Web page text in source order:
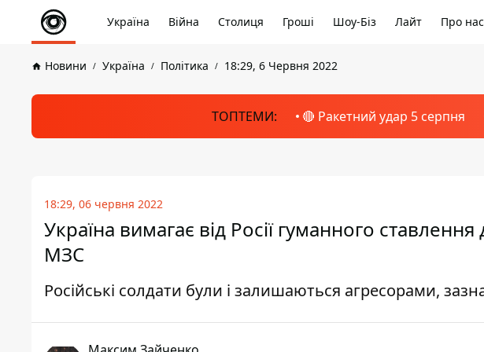
Україна Війна Столиця Гроші Шоу-Біз Лайт Про нас
Новини Україна Політика 18:29, 6 Червня 2022
ТОПТЕМИ: 🔴 Ракетний удар 5 серпня
18:29, 06 червня 2022
Україна вимагає від Росії гуманного
МЗС
Російські солдати були і залишаються агресорами,